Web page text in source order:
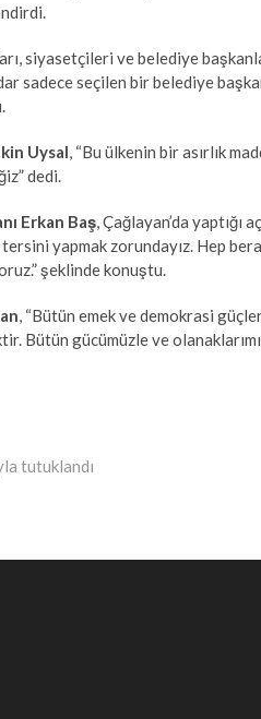
siyasetçileri ve belediye
sadece seçilen bir belediye
Uysal, “Bu ülkenin bir asırlık
dedi.
Erkan Baş, Çağlayan’da yaptığı
yapmak zorundayız. Hep
şeklinde konuştu.
, “Bütün emek ve demokrasi
Bütün gücümüzle ve
tutuklandı